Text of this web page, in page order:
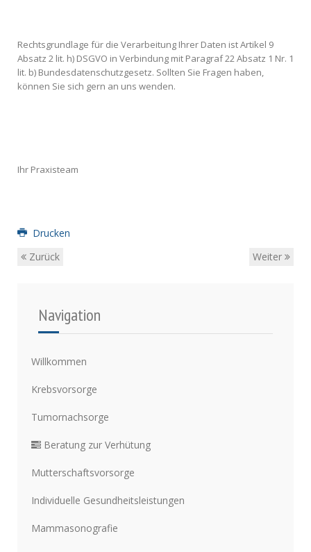
Rechtsgrundlage für die Verarbeitung Ihrer Daten ist Artikel 9
Absatz 2 lit. h) DSGVO in Verbindung mit Paragraf 22 Absatz 1 Nr. 1
lit. b) Bundesdatenschutzgesetz. Sollten Sie Fragen haben,
können Sie sich gern an uns wenden.
Ihr Praxisteam
Drucken
Zurück
Weiter
Navigation
Willkommen
Krebsvorsorge
Tumornachsorge
Beratung zur Verhütung
Mutterschaftsvorsorge
Individuelle Gesundheitsleistungen
Mammasonografie